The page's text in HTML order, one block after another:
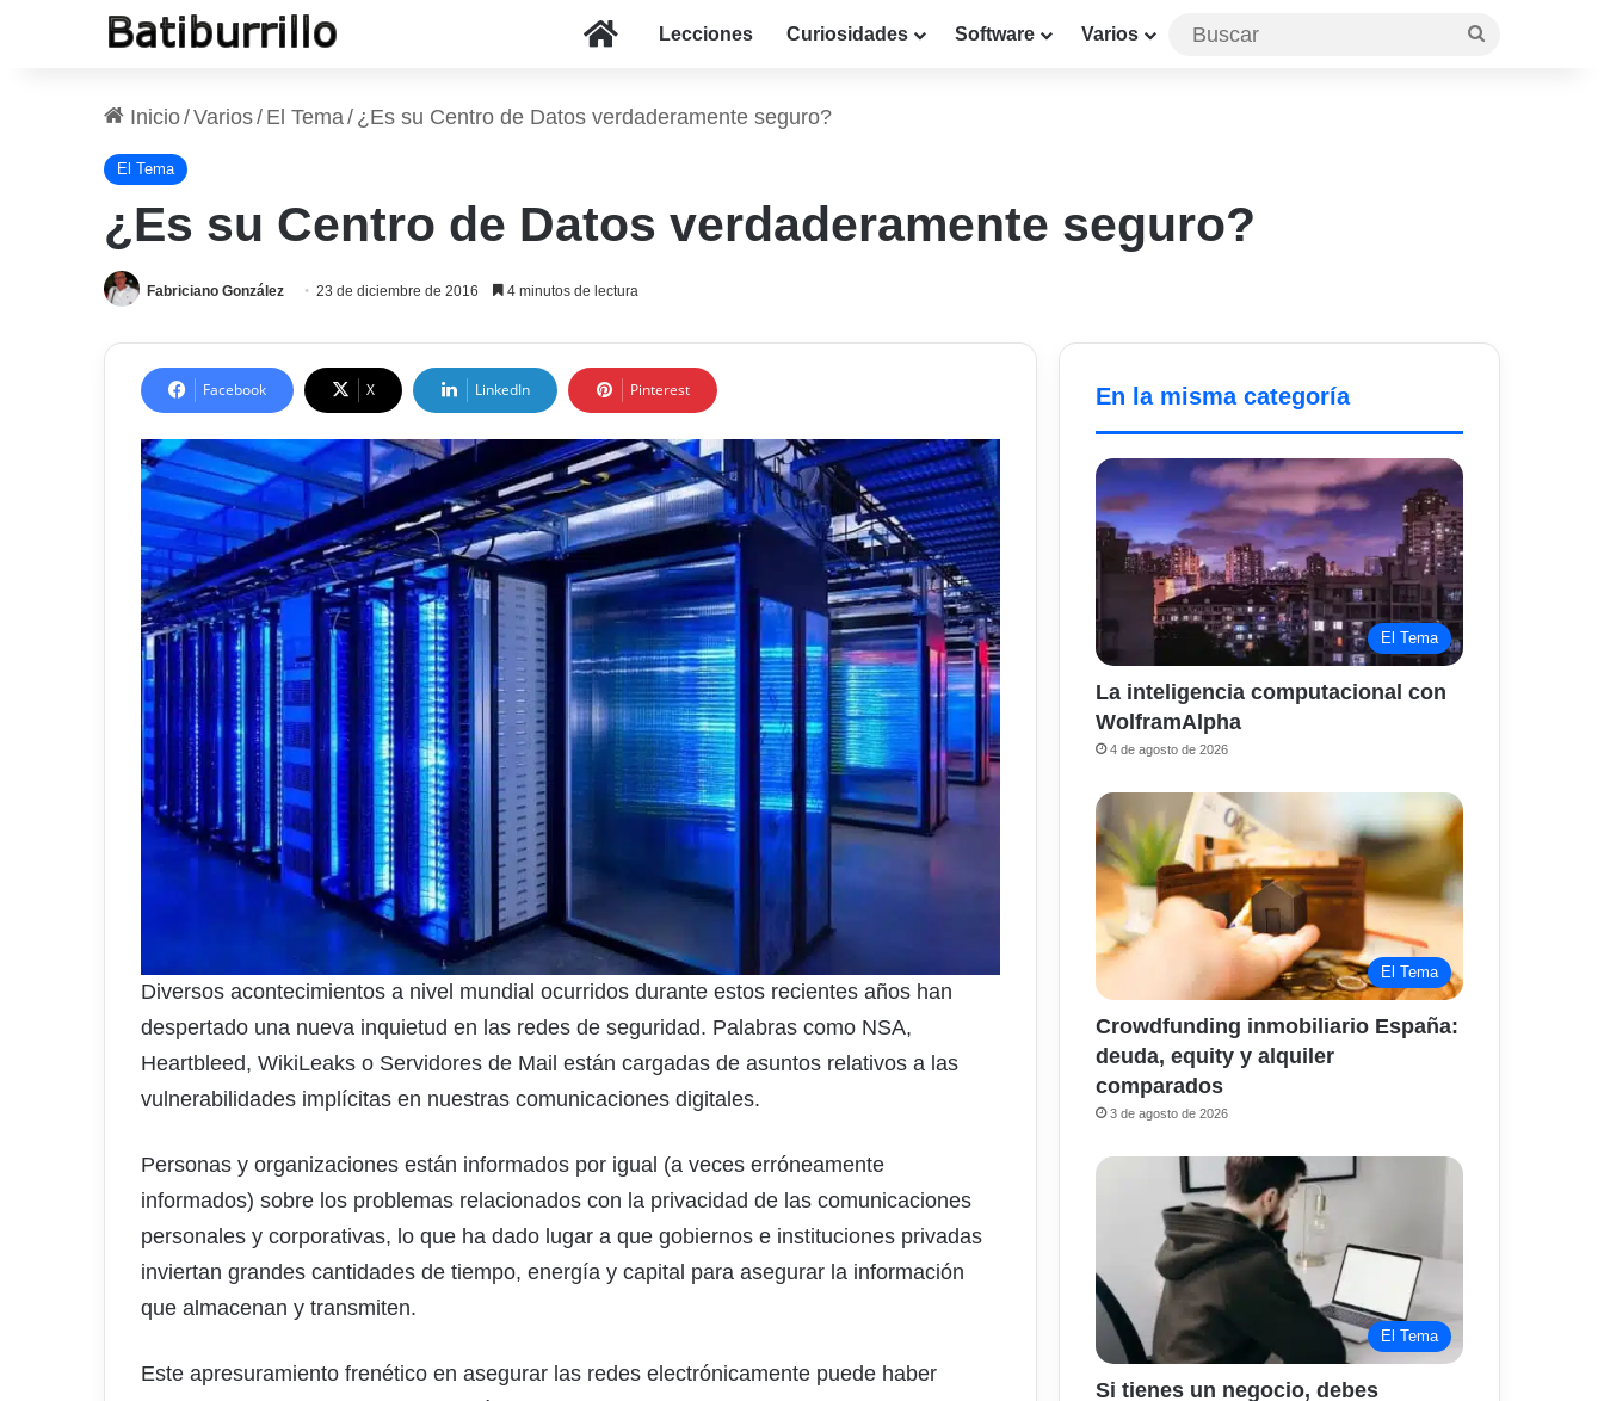
InicioLecciones Curiosidades Software Varios
Inicio/Varios/ El Tema/ ¿Es su Centro de Datos verdaderamente seguro?
El Tema
¿Es su Centro de Datos verdaderamente seguro?
Fabriciano González 23 de diciembre de 2016 4 minutos de lectura
Facebook X LinkedIn Pinterest
Diversos acontecimientos a nivel mundial ocurridos durante estos recientes años han
despertado una nueva inquietud en las redes de seguridad. Palabras como NSA,
Heartbleed, WikiLeaks o Servidores de Mail están cargadas de asuntos relativos a las
vulnerabilidades implícitas en nuestras comunicaciones digitales.
Personas y organizaciones están informados por igual (a veces erróneamente
informados) sobre los problemas relacionados con la privacidad de las comunicaciones
personales y corporativas, lo que ha dado lugar a que gobiernos e instituciones privadas
inviertan grandes cantidades de tiempo, energía y capital para asegurar la información
que almacenan y transmiten.
Este apresuramiento frenético en asegurar las redes electrónicamente puede haber
En la misma categoría
El Tema
La inteligencia computacional con
WolframAlpha
4 de agosto de 2026
El Tema
Crowdfunding inmobiliario España:
deuda, equity y alquiler
comparados
3 de agosto de 2026
El Tema
Si tienes un negocio, debes